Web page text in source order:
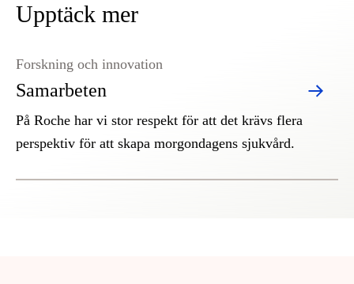
Upptäck mer
Samarbeten
Forskning och innovation
På Roche har vi stor respekt för att det krävs flera
perspektiv för att skapa morgondagens sjukvård.